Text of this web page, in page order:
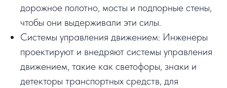
дорожное полотно, мосты и подпорные стены,
чтобы они выдерживали эти силы.
Системы управления движением: Инженеры
проектируют и внедряют системы управления
движением, такие как светофоры, знаки и
детекторы транспортных средств, для